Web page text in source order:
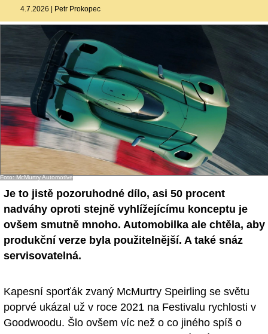
4.7.2026 | Petr Prokopec
Foto: McMurtry Automotive
Je to jistě pozoruhodné dílo, asi 50 procent
nadváhy oproti stejně vyhlížejícímu konceptu je
ovšem smutně mnoho. Automobilka ale chtěla, aby
produkční verze byla použitelnější. A také snáz
servisovatelná.
Kapesní sporťák zvaný McMurtry Speirling se světu
poprvé ukázal už v roce 2021 na Festivalu rychlosti v
Goodwoodu. Šlo ovšem víc než o co jiného spíš o